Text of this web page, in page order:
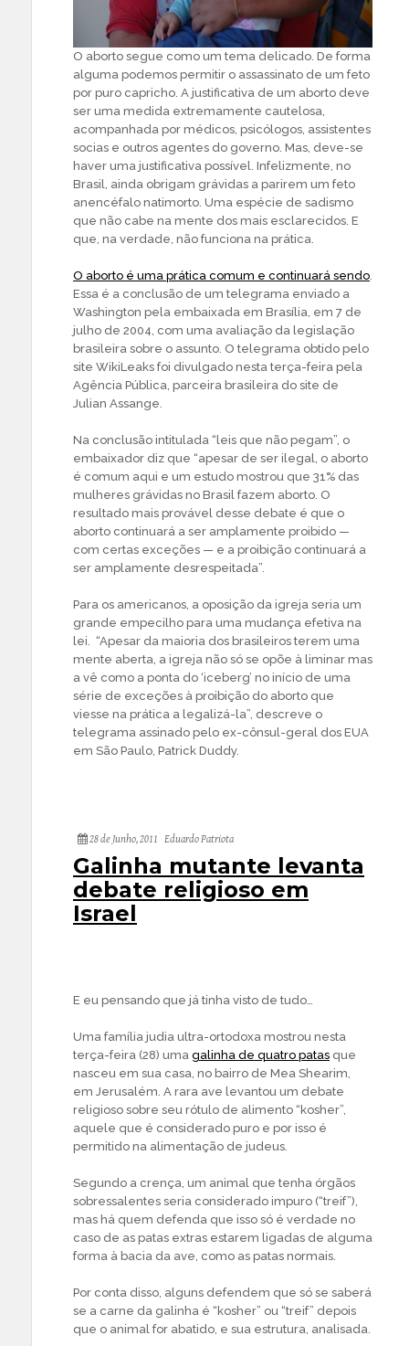
O aborto segue como um tema delicado. De forma
alguma podemos permitir o assassinato de um feto
por puro capricho. A justificativa de um aborto deve
ser uma medida extremamente cautelosa,
acompanhada por médicos, psicólogos, assistentes
socias e outros agentes do governo. Mas, deve-se
haver uma justificativa possível. Infelizmente, no
Brasil, ainda obrigam grávidas a parirem um feto
anencéfalo natimorto. Uma espécie de sadismo
que não cabe na mente dos mais esclarecidos. E
que, na verdade, não funciona na prática.
O aborto é uma prática comum e continuará sendo.
Essa é a conclusão de um telegrama enviado a
Washington pela embaixada em Brasília, em 7 de
julho de 2004, com uma avaliação da legislação
brasileira sobre o assunto. O telegrama obtido pelo
site WikiLeaks foi divulgado nesta terça-feira pela
Agência Pública, parceira brasileira do site de
Julian Assange.
Na conclusão intitulada “leis que não pegam”, o
embaixador diz que “apesar de ser ilegal, o aborto
é comum aqui e um estudo mostrou que 31% das
mulheres grávidas no Brasil fazem aborto. O
resultado mais provável desse debate é que o
aborto continuará a ser amplamente proibido —
com certas exceções — e a proibição continuará a
ser amplamente desrespeitada”.
Para os americanos, a oposição da igreja seria um
grande empecilho para uma mudança efetiva na
lei. “Apesar da maioria dos brasileiros terem uma
mente aberta, a igreja não só se opõe à liminar mas
a vê como a ponta do ‘iceberg’ no início de uma
série de exceções à proibição do aborto que
viesse na prática a legalizá-la”, descreve o
telegrama assinado pelo ex-cônsul-geral dos EUA
em São Paulo, Patrick Duddy.
28 de Junho, 2011 Eduardo Patriota
Galinha mutante levanta
debate religioso em
Israel
E eu pensando que já tinha visto de tudo…
Uma família judia ultra-ortodoxa mostrou nesta
terça-feira (28) uma galinha de quatro patas que
nasceu em sua casa, no bairro de Mea Shearim,
em Jerusalém. A rara ave levantou um debate
religioso sobre seu rótulo de alimento “kosher”,
aquele que é considerado puro e por isso é
permitido na alimentação de judeus.
Segundo a crença, um animal que tenha órgãos
sobressalentes seria considerado impuro (“treif”),
mas há quem defenda que isso só é verdade no
caso de as patas extras estarem ligadas de alguma
forma à bacia da ave, como as patas normais.
Por conta disso, alguns defendem que só se saberá
se a carne da galinha é “kosher” ou “treif” depois
que o animal for abatido, e sua estrutura, analisada.